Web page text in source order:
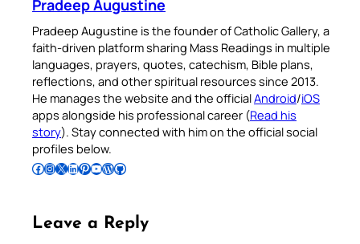
Pradeep Augustine
Pradeep Augustine is the founder of Catholic Gallery, a
faith-driven platform sharing Mass Readings in multiple
languages, prayers, quotes, catechism, Bible plans,
reflections, and other spiritual resources since 2013.
He manages the website and the officialAndroid/iOS
apps alongside his professional career (Read his
story). Stay connected with him on the official social
profiles below.
Follow Pradeep on Facebook Follow Pradeep on InstagramFollow Pradeep on X Follow Pradeep on LinkedIn Follow Pradeep on Pinterest Subscribe to Pradeep’s Youtube Channel Follow Pradeep on WordPress Follow Pradeep on GitHub
Leave a Reply